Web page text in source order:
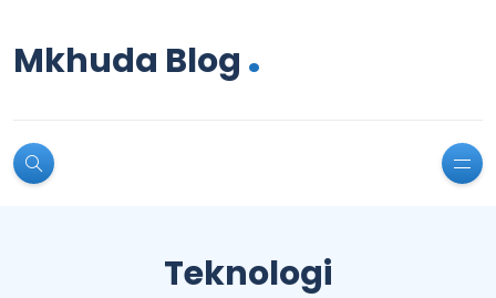
Mkhuda Blog .
Teknologi